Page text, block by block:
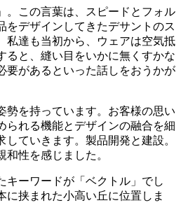
。この言葉は、スピードとフォル
をデザインしてきたデサントのス
私達も当初から、ウェアは空気抵
ると、縫い目をいかに無くすかな
要があるといった話しをおうかが
勢を持っています。お客様の思い
られる機能とデザインの融合を細
ていきます。製品開発と建設。
性を感じました。
キーワードが「ベクトル」でし
に挟まれた小高い丘に位置しま